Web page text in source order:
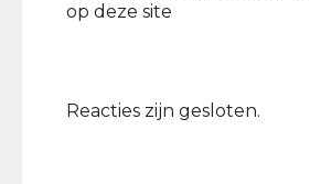
op deze site
Reacties zijn gesloten.